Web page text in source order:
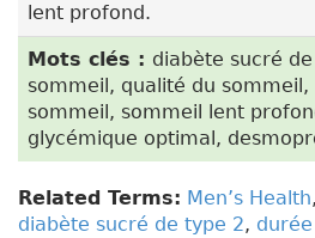
lent profond.
Mots clés : diabète sucré
sommeil, qualité du sommeil,
sommeil, sommeil lent
glycémique optimal,
Related Terms: Men’s Health,
diabète sucré de type 2,